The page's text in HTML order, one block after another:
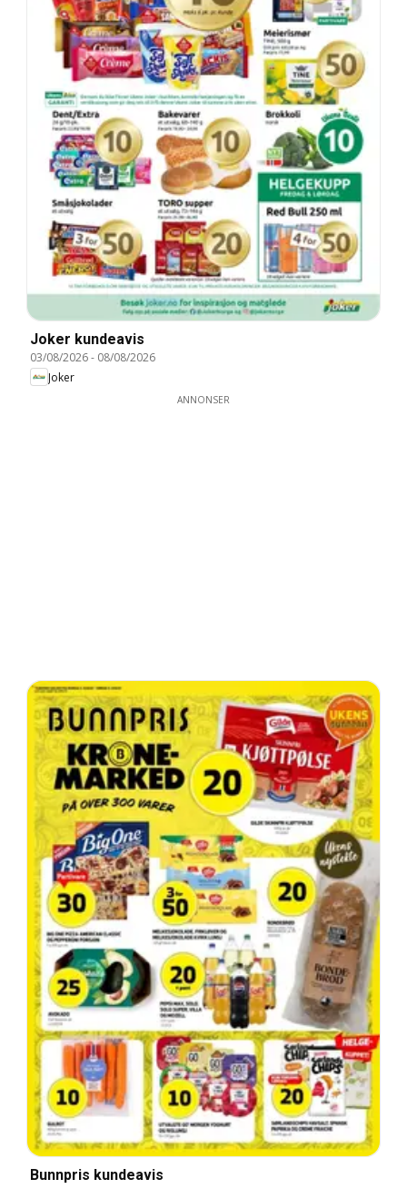
Joker kundeavis
03/08/2026- 08/08/2026
Joker
ANNONSER
Bunnpris kundeavis